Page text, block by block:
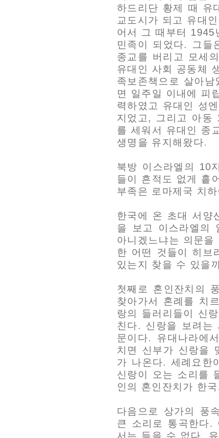
하드리단 황제 때 유
교도시가 되고 유대
어서 그 때부터
민족이 되었다. 그들
종교를 버리고 모세
유대인 사회 공동체
족보존책으로 살아
면 일주일 이내에 피
력하였고 유대인 성
지었고, 그리고 아동
를 세워서 유대인 종
생명을 유지해왔다.
북방 이스라엘의 10
들이 흔적도 없게 흩
부족은 로마제국 치
한국에 온 초대 서양
을 보고 이스라엘의
아니겠느냐는 의문
한 어떤 것들이 히브
있는지 찾을 수 있을
첫째로 혼인잔치의
찾아가서 혼례를 치
랑의 들러리들이 신
친다. 신랑을 보려는
문이다. 유대나라에
치면 신부가 신랑을
가 나온다. 세례요한
신랑이 오는 소리를
인의 혼인잔치가 한
다음으로 상가의 풍
큰 소리로 통곡한다.
서는 들을 수 없다.